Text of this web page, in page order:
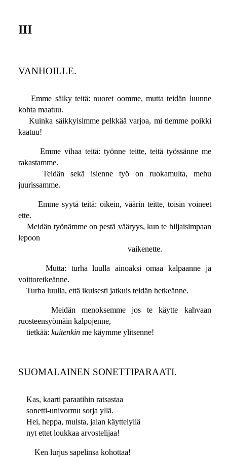
III
VANHOILLE.
Emme säiky teitä: nuoret oomme, mutta teidän luunne
kohta maatuu.
Kuinka säikkyisimme pelkkää varjoa, mi tiemme poikki
kaatuu!
Emme vihaa teitä: työnne teitte, teitä työssänne me
rakastamme.
Teidän sekä isienne työ on ruokamulta, mehu
juurissamme.
Emme syytä teitä: oikein, väärin teitte, toisin voineet
ette.
Meidän työnämme on pestä vääryys, kun te hiljaisimpaan
lepoon
vaikenette.
Mutta: turha luulla ainoaksi omaa kalpaanne ja
voittoretkeänne.
Turha luulla, että ikuisesti jatkuis teidän hetkeänne.
Meidän menoksemme jos te käytte kahvaan
ruosteensyömäin kalpojenne,
tietkää: kuitenkinme käymme ylitsenne!
SUOMALAINEN SONETTIPARAATI.
Kas, kaarti paraatihin ratsastaa
sonetti-univormu sorja yllä.
Hei, heppa, muista, jalan käyttelyllä
nyt ettet loukkaa arvostelijaa!
Ken lurjus sapelinsa kohottaa!